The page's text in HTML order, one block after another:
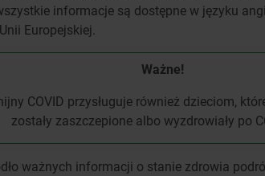
informacje są dostępne w języku
Europejskiej.
Ważne!
COVID przysługuje również dzieciom,
zostały zaszczepione albo wyzdrowiały po
ważnych informacji o stanie zdrowia